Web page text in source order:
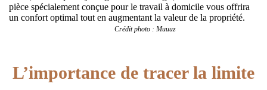
pièce spécialement conçue pour le travail à domicile vous offrira
un confort optimal tout en augmentant la valeur de la propriété.
Crédit photo : Muuuz
L’importance de tracer la limite